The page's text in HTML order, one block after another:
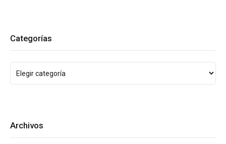
Categorías
Archivos